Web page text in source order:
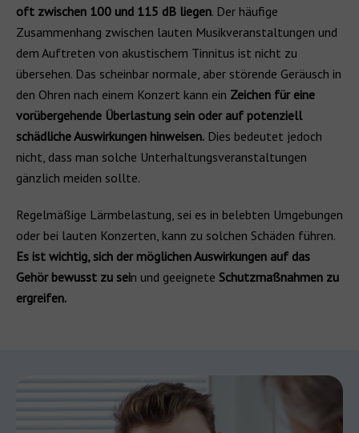
oft zwischen 100 und 115 dB liegen. Der häufige
Zusammenhang zwischen lauten Musikveranstaltungen und
dem Auftreten von akustischem Tinnitus ist nicht zu
übersehen. Das scheinbar normale, aber störende Geräusch in
den Ohren nach einem Konzert kann ein Zeichen für eine
vorübergehende Überlastung sein oder auf potenziell
schädliche Auswirkungen hinweisen. Dies bedeutet jedoch
nicht, dass man solche Unterhaltungsveranstaltungen
gänzlich meiden sollte.
Regelmäßige Lärmbelastung, sei es in belebten Umgebungen
oder bei lauten Konzerten, kann zu solchen Schäden führen.
Es ist wichtig, sich der möglichen Auswirkungen auf das
Gehör bewusst zu sein und geeignete Schutzmaßnahmen zu
ergreifen.